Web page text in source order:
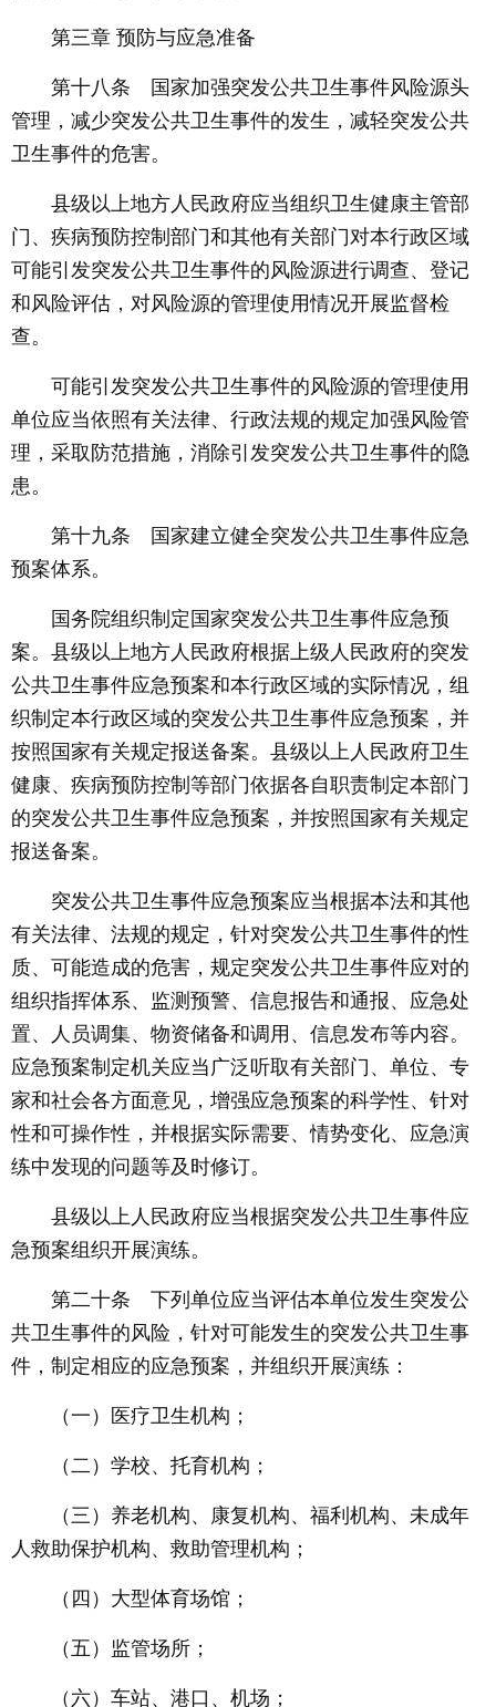
第三章 预防与应急准备
第十八条 国家加强突发公共卫生事件风险源头
管理，减少突发公共卫生事件的发生，减轻突发公共
卫生事件的危害。
县级以上地方人民政府应当组织卫生健康主管部
门、疾病预防控制部门和其他有关部门对本行政区域
可能引发突发公共卫生事件的风险源进行调查、登记
和风险评估，对风险源的管理使用情况开展监督检
查。
可能引发突发公共卫生事件的风险源的管理使用
单位应当依照有关法律、行政法规的规定加强风险管
理，采取防范措施，消除引发突发公共卫生事件的隐
患。
第十九条 国家建立健全突发公共卫生事件应急
预案体系。
国务院组织制定国家突发公共卫生事件应急预
案。县级以上地方人民政府根据上级人民政府的突发
公共卫生事件应急预案和本行政区域的实际情况，组
织制定本行政区域的突发公共卫生事件应急预案，并
按照国家有关规定报送备案。县级以上人民政府卫生
健康、疾病预防控制等部门依据各自职责制定本部门
的突发公共卫生事件应急预案，并按照国家有关规定
报送备案。
突发公共卫生事件应急预案应当根据本法和其他
有关法律、法规的规定，针对突发公共卫生事件的性
质、可能造成的危害，规定突发公共卫生事件应对的
组织指挥体系、监测预警、信息报告和通报、应急处
置、人员调集、物资储备和调用、信息发布等内容。
应急预案制定机关应当广泛听取有关部门、单位、专
家和社会各方面意见，增强应急预案的科学性、针对
性和可操作性，并根据实际需要、情势变化、应急演
练中发现的问题等及时修订。
县级以上人民政府应当根据突发公共卫生事件应
急预案组织开展演练。
第二十条 下列单位应当评估本单位发生突发公
共卫生事件的风险，针对可能发生的突发公共卫生事
件，制定相应的应急预案，并组织开展演练：
（一）医疗卫生机构；
（二）学校、托育机构；
（三）养老机构、康复机构、福利机构、未成年
人救助保护机构、救助管理机构；
（四）大型体育场馆；
（五）监管场所；
（六）车站、港口、机场；